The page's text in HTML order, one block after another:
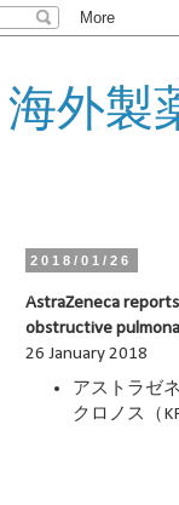
海外製
2018/01/26
AstraZeneca
obstructive
26 January 2018
アストラゼ
クロノス（